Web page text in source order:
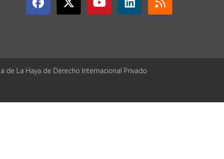
de La Haya de Derecho Internacional Privado